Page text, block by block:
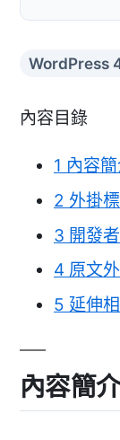
WordPress
內容目錄
1 內容
2 外掛
3 開發
4 原文
5 延伸
內容簡